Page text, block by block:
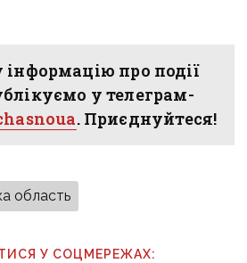
про події
у телеграм-
. Приєднуйтеся!
область
У СОЦМЕРЕЖАХ: